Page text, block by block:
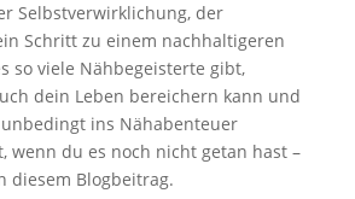
Selbstverwirklichung, der
Schritt zu einem nachhaltigeren
so viele Nähbegeisterte gibt,
dein Leben bereichern kann und
ins Nähabenteuer
wenn du es noch nicht getan hast –
diesem Blogbeitrag.